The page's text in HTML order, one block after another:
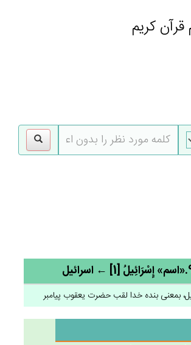
کریم
بمعنی بنده خدا لقب حضرت یعقوب پیامبر